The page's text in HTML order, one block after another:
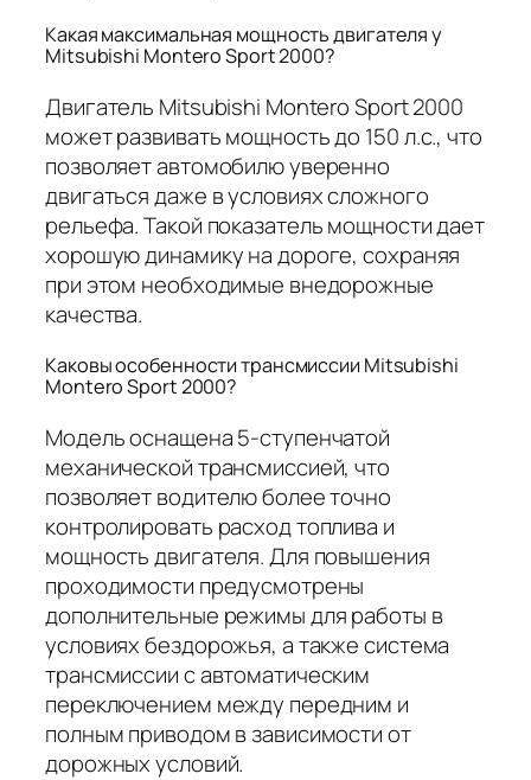
Какая максимальная мощность двигателя у
Mitsubishi Montero Sport 2000?
Двигатель Mitsubishi Montero Sport 2000
может развивать мощность до 150 л.с., что
позволяет автомобилю уверенно
двигаться даже в условиях сложного
рельефа. Такой показатель мощности дает
хорошую динамику на дороге, сохраняя
при этом необходимые внедорожные
качества.
Каковы особенности трансмиссии Mitsubishi
Montero Sport 2000?
Модель оснащена 5-ступенчатой
механической трансмиссией, что
позволяет водителю более точно
контролировать расход топлива и
мощность двигателя. Для повышения
проходимости предусмотрены
дополнительные режимы для работы в
условиях бездорожья, а также система
трансмиссии с автоматическим
переключением между передним и
полным приводом в зависимости от
дорожных условий.